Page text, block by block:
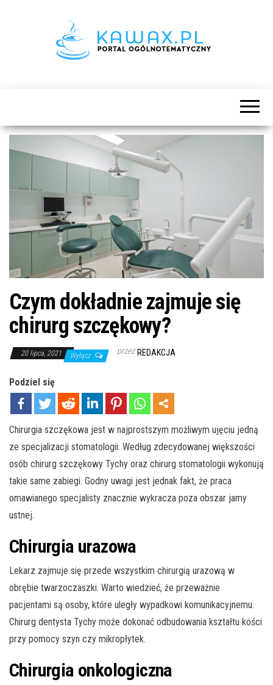
Czym dokładnie zajmuje się
chirurg szczękowy?
20 lipca, 2021 Wyłącz przez REDAKCJA
Podziel się
Chirurgia szczękowa jest w najprostszym możliwym ujęciu jedną
ze specjalizacji stomatologii. Według zdecydowanej większości
osób chirurg szczękowy Tychy oraz chirurg stomatologii wykonują
takie same zabiegi. Godny uwagi jest jednak fakt, że praca
omawianego specjalisty znacznie wykracza poza obszar jamy
ustnej.
Chirurgia urazowa
Lekarz zajmuje się przede wszystkim chirurgią urazową w
obrębie twarzoczaszki. Warto wiedzieć, że przeważnie
pacjentami są osoby, które uległy wypadkowi komunikacyjnemu.
Chirurg dentysta Tychy może dokonać odbudowania kształtu kości
przy pomocy szyn czy mikropłytek.
Chirurgia onkologiczna